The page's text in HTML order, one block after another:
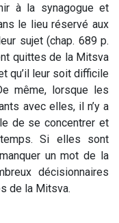
à la synagogue et
le lieu réservé aux
sujet (chap. 689 p.
quittes de la Mitsva
qu’il leur soit difficile
même, lorsque les
avec elles, il n’y a
de se concentrer et
Si elles sont
un mot de la
décisionnaires
de la Mitsva.